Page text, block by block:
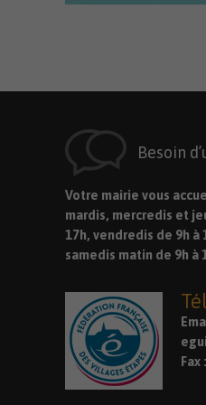
Besoin
Votre mairie vous
mardis, mercredis et
17h, vendredis de 9h à
samedis matin de 9h à
Fax